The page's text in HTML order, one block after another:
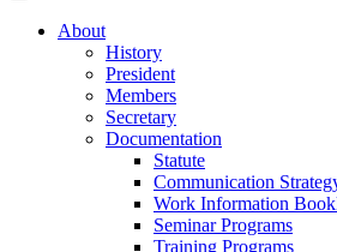
About
History
President
Members
Secretary
Documentation
Statute
Communication
Work Information
Seminar Programs
Training Programs